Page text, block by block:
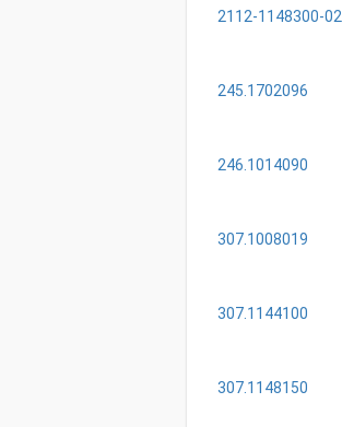
2112-1148300-02
245.1702096
246.1014090
307.1008019
307.1144100
307.1148150